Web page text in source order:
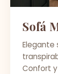
Sofá
Elegante
Confort